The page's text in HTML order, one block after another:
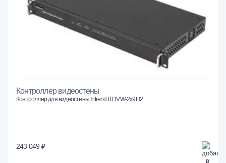
Контроллер видеостены
Контроллер для видеостены Intrend ITDVW-2x9H2
243 049 ₽